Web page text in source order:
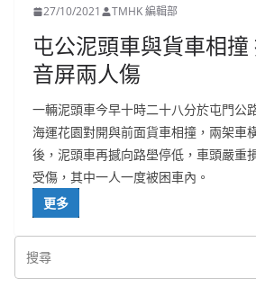
27/10/2021 TMHK 編輯部
屯公泥頭車與貨車相撞
音屏兩人傷
一輛泥頭車今早十時二十八分於屯門公
海運花園對開與前面貨車相撞，兩架車
後，泥頭車再撼向路壆停低，車頭嚴重
受傷，其中一人一度被困車內。
更多